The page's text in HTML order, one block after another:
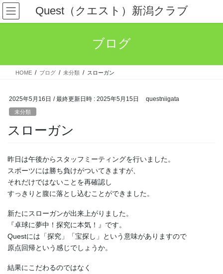
コ
ン
テ
ス
ナ
ビ
ゲ
ン
Quest（クエスト）新潟クラブ
ブログ
HOME ブログ 未分類 スローガン
2025年5月16日 / 最終更新日時 : 2025年5月15日 questniigata
未分類
スローガン
昨日は午後からスタッフミーティングを行いました。
スポーツには勝ち負けがついてきますが、
それだけではないことを再確認し
すっきりと腹に落とし込むことができました。
新たにスローガンが出来上がりました。
『卓球に夢中！探究に本気！』です。
Questには「探究」「宝探し」という意味がありますので
原点回帰という感じでしょうか。
結果にこだわるのではなく